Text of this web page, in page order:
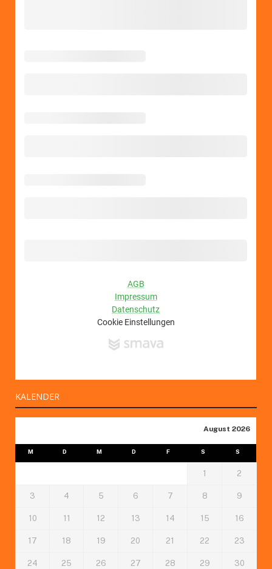
KALENDER
August 2026
M D M D F S S
1 2
3 4 5 6 7 8 9
10 11 12 13 14 15 16
17 18 19 20 21 22 23
24 25 26 27 28 29 30